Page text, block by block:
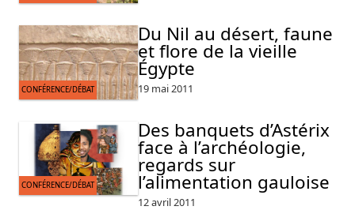
CONFÉRENCE/DÉBAT
Du Nil au désert, faune
et flore de la vieille
Égypte
19 mai 2011
CONFÉRENCE/DÉBAT
Des banquets d’Astérix
face à l’archéologie,
regards sur
l’alimentation gauloise
12 avril 2011